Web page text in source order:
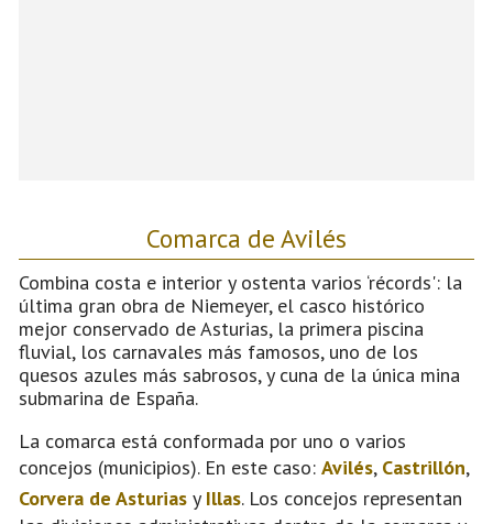
Comarca de Avilés
Combina costa e interior y ostenta varios ‘récords': la
última gran obra de Niemeyer, el casco histórico
mejor conservado de Asturias, la primera piscina
fluvial, los carnavales más famosos, uno de los
quesos azules más sabrosos, y cuna de la única mina
submarina de España.
La comarca está conformada por uno o varios
concejos (municipios). En este caso: Avilés, Castrillón,
Corvera de Asturias y Illas. Los concejos representan